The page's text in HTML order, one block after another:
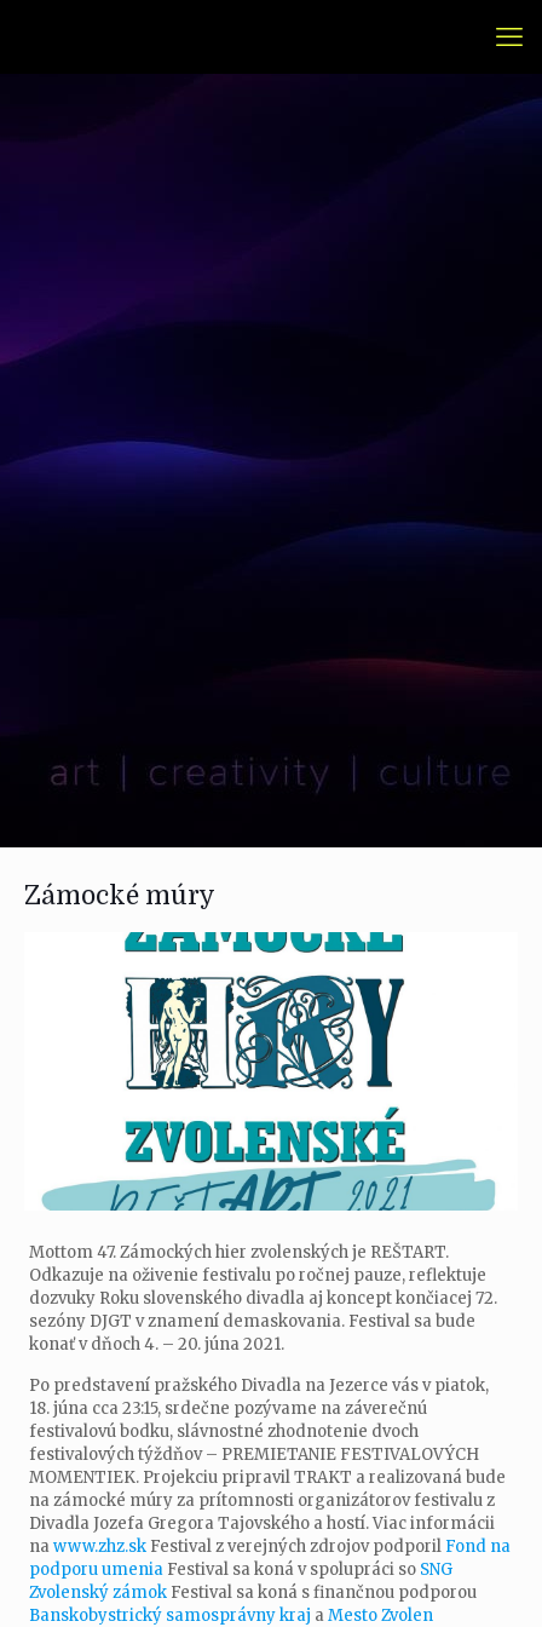
Zámocké múry
Mottom 47. Zámockých hier zvolenských je REŠTART.
Odkazuje na oživenie festivalu po ročnej pauze, reflektuje
dozvuky Roku slovenského divadla aj koncept končiacej 72.
sezóny DJGT v znamení demaskovania. Festival sa bude
konať v dňoch 4. – 20. júna 2021.
Po predstavení pražského Divadla na Jezerce vás v piatok,
18. júna cca 23:15, srdečne pozývame na záverečnú
festivalovú bodku, slávnostné zhodnotenie dvoch
festivalových týždňov – PREMIETANIE FESTIVALOVÝCH
MOMENTIEK. Projekciu pripravil TRAKT a realizovaná bude
na zámocké múry za prítomnosti organizátorov festivalu z
Divadla Jozefa Gregora Tajovského a hostí. Viac informácii
nawww.zhz.sk Festival z verejných zdrojov podporil Fond na
podporu umenia Festival sa koná v spolupráci so SNG
Zvolenský zámok Festival sa koná s finančnou podporou
Banskobystrický samosprávny kraj aMesto Zvolen